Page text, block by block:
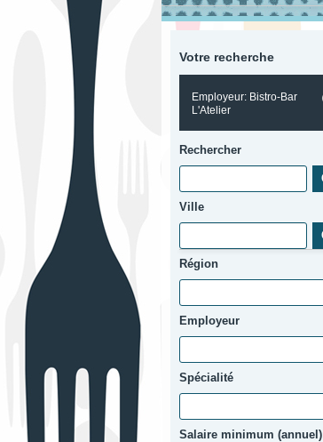
Votre recherche
Employeur: Bistro-Bar
L'Atelier
Rechercher
Ville
Région
Employeur
Spécialité
Salaire minimum (annuel)